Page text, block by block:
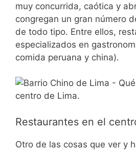
muy concurrida, caótica y
congregan un gran número
de todo tipo. Entre ellos,
especializados en
comida peruana y china).
Restaurantes en el
Otro de las cosas que ver y